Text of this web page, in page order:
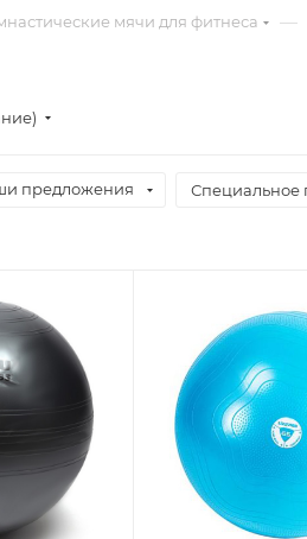
мячи для фитнеса —
предложения Специальное